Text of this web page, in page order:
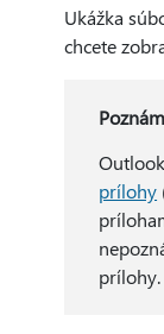
Ukážka
chcete
prílohy